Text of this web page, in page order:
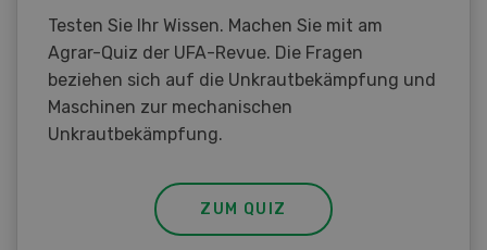
Testen Sie Ihr Wissen. Machen Sie mit am
Agrar-Quiz der UFA-Revue. Die Fragen
beziehen sich auf die Unkrautbekämpfung und
Maschinen zur mechanischen
Unkrautbekämpfung.
ZUM QUIZ